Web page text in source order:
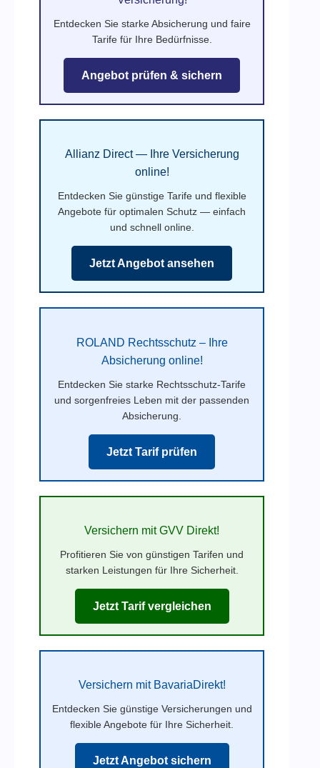
Entdecken Sie starke Absicherung und faire
Tarife für Ihre Bedürfnisse.
Angebot prüfen & sichern
Allianz Direct — Ihre Versicherung
online!
Entdecken Sie günstige Tarife und flexible
Angebote für optimalen Schutz — einfach
und schnell online.
Jetzt Angebot ansehen
ROLAND Rechtsschutz – Ihre
Absicherung online!
Entdecken Sie starke Rechtsschutz-Tarife
und sorgenfreies Leben mit der passenden
Absicherung.
Jetzt Tarif prüfen
Versichern mit GVV Direkt!
Profitieren Sie von günstigen Tarifen und
starken Leistungen für Ihre Sicherheit.
Jetzt Tarif vergleichen
Versichern mit BavariaDirekt!
Entdecken Sie günstige Versicherungen und
flexible Angebote für Ihre Sicherheit.
Jetzt Angebot sichern